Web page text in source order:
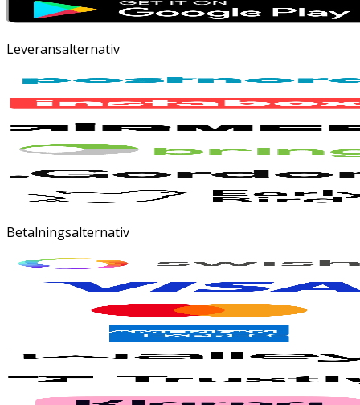
Leveransalternativ
Betalningsalternativ